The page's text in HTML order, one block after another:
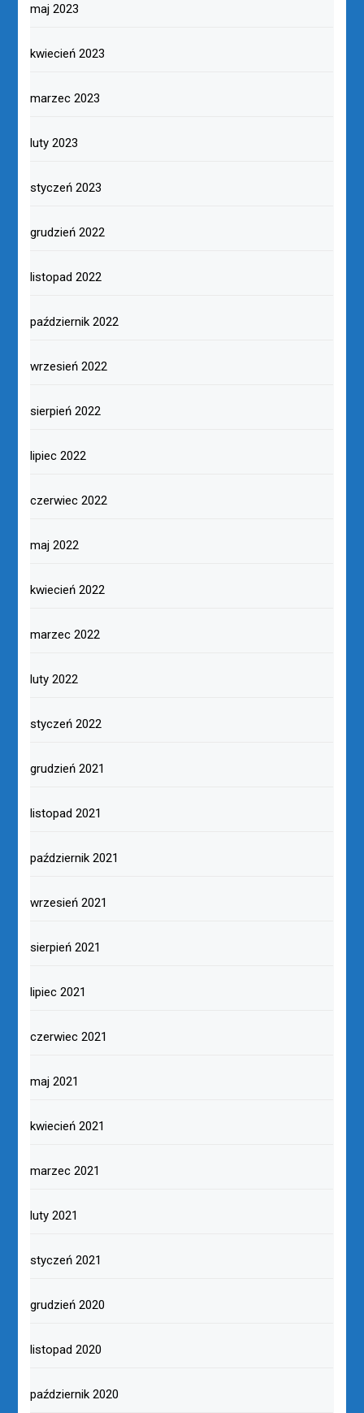
maj 2023
kwiecień 2023
marzec 2023
luty 2023
styczeń 2023
grudzień 2022
listopad 2022
październik 2022
wrzesień 2022
sierpień 2022
lipiec 2022
czerwiec 2022
maj 2022
kwiecień 2022
marzec 2022
luty 2022
styczeń 2022
grudzień 2021
listopad 2021
październik 2021
wrzesień 2021
sierpień 2021
lipiec 2021
czerwiec 2021
maj 2021
kwiecień 2021
marzec 2021
luty 2021
styczeń 2021
grudzień 2020
listopad 2020
październik 2020